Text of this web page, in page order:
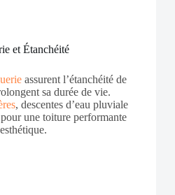
et Étanchéité
assurent l’étanchéité de
sa durée de vie.
, descentes d’eau pluviale
une toiture performante